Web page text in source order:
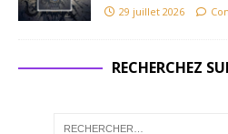
29 juillet 2026
RECHERCHEZ